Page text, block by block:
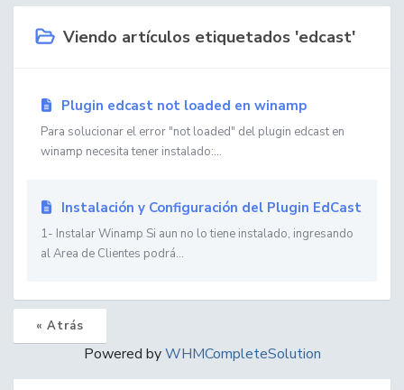
Viendo artículos etiquetados 'edcast'
Plugin edcast not loaded en winamp
Para solucionar el error "not loaded" del plugin edcast en
winamp necesita tener instalado:...
Instalación y Configuración del Plugin EdCast
1- Instalar Winamp Si aun no lo tiene instalado, ingresando
al Area de Clientes podrá...
« Atrás
Powered byWHMCompleteSolution